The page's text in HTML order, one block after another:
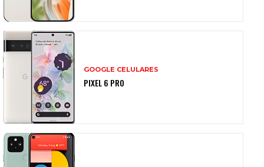
GOOGLE CELULARES
PIXEL 6 PRO